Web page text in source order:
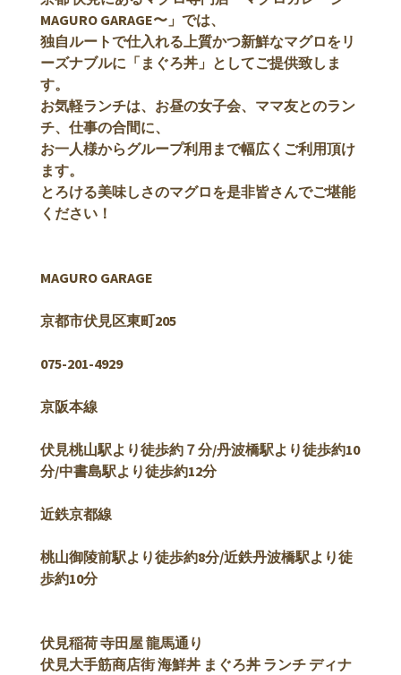
MAGURO GARAGE〜」では、
独自ルートで仕入れる上質かつ新鮮なマグロをリ
ーズナブルに「まぐろ丼」としてご提供致しま
す。
お気軽ランチは、お昼の女子会、ママ友とのラン
チ、仕事の合間に、
お一人様からグループ利用まで幅広くご利用頂け
ます。
とろける美味しさのマグロを是非皆さんでご堪能
ください！
MAGURO GARAGE
京都市伏見区東町205
075-201-4929
京阪本線
伏見桃山駅より徒歩約７分/丹波橋駅より徒歩約10
分/中書島駅より徒歩約12分
近鉄京都線
桃山御陵前駅より徒歩約8分/近鉄丹波橋駅より徒
歩約10分
伏見稲荷 寺田屋 龍馬通り
伏見大手筋商店街 海鮮丼 まぐろ丼 ランチ ディナ